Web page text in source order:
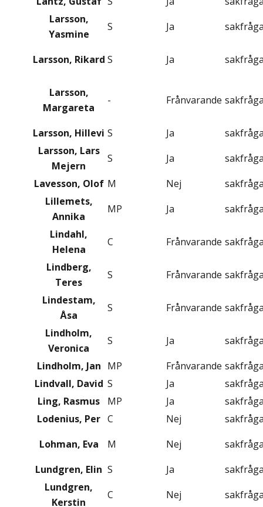
Larsson,
Yasmine
S Ja
Larsson, Rikard S Ja
Larsson,
Margareta
- Frånvarande
Larsson, Hillevi S Ja
Larsson, Lars
Mejern
S Ja
Lavesson, Olof M Nej
Lillemets,
Annika
MP Ja
Lindahl,
Helena
C Frånvarande
Lindberg,
Teres
S Frånvarande
Lindestam,
Åsa
S Frånvarande
Lindholm,
Veronica
S Ja
Lindholm, Jan MP Frånvarande
Lindvall, David S Ja
Ling, Rasmus
MP Ja
Lodenius, Per C Nej
Lohman, Eva
M Nej
Lundgren, Elin S Ja
Lundgren,
Kerstin
C Nej